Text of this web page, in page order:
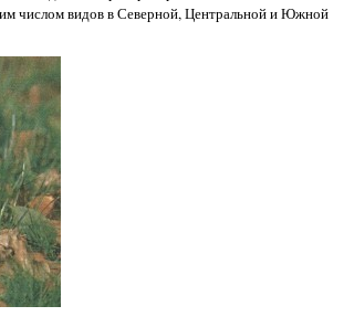
числом видов в Северной, Центральной и Южной